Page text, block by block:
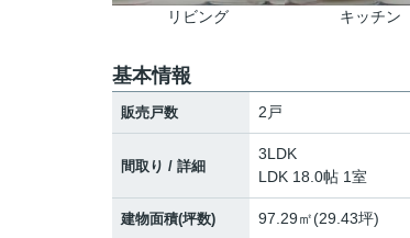
リビング キッチン
基本情報
販売戸数 2戸
間取り / 詳細
3LDK
LDK 18.0帖 1室
建物面積(坪数) 97.29㎡(29.43坪)